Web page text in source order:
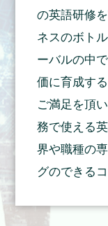
に所属しており
ますが、学生時
直接相対するお
いうことでし
だ、見積書を作
確認しなければ
う必要があります。 --入社当時の岡崎さんの
れほどのものだ
かしながら学生
力を入れていま
てきた方々と比
っていませんで
の英語研修
ネスのボト
ーバルの中
価に育成す
ご満足を頂
務で使える
界や職種の
グのできる